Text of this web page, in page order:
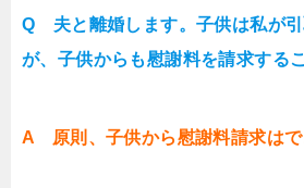
Q 夫と離婚します。子供は私が
が、子供からも慰謝料を請求する
A 原則、子供から慰謝料請求はで